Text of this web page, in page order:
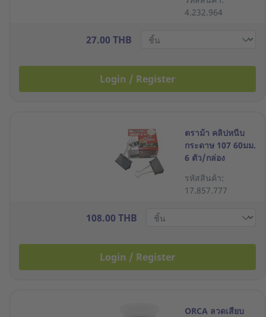
4.232.964
27.00 THB
Login / Register
ตราม้า คลิปหนีบ
กระดาษ 107 60มม.
6 ตัว/กล่อง
รหัสสินค้า:
17.857.777
108.00 THB
Login / Register
ORCA ลวดเสียบ